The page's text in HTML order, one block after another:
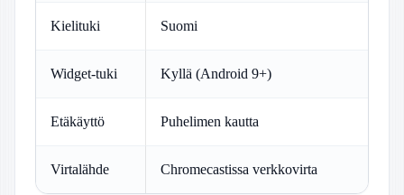
Kielituki Suomi
Widget-tuki Kyllä (Android 9+)
Etäkäyttö Puhelimen kautta
Virtalähde Chromecastissa verkkovirta